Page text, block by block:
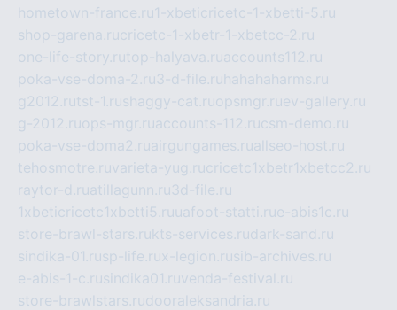
hometown-france.ru1-xbeticricetc-1-xbetti-5.ru
shop-garena.rucricetc-1-xbetr-1-xbetcc-2.ru
one-life-story.rutop-halyava.ruaccounts112.ru
poka-vse-doma-2.ru3-d-file.ru hahahaharms.ru
g2012.rutst-1.rushaggy-cat.ruopsmgr.ruev-gallery.ru
g-2012.ruops-mgr.ruaccounts-112.rucsm-demo.ru
poka-vse-doma2.ruairgungames.ruallseo-host.ru
tehosmotre.ruvarieta-yug.rucricetc1xbetr1xbetcc2.ru
raytor-d.ruatillagunn.ru3d-file.ru
1xbeticricetc1xbetti5.ruuafoot-statti.rue-abis1c.ru
store-brawl-stars.rukts-services.rudark-sand.ru
sindika-01.rusp-life.rux-legion.rusib-archives.ru
e-abis-1-c.rusindika01.ruvenda-festival.ru
store-brawlstars.rudooraleksandria.ru